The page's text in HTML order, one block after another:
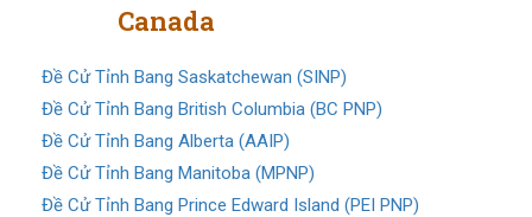
Canada
Đề Cử Tỉnh Bang Saskatchewan (SINP)
Đề Cử Tỉnh Bang British Columbia (BC PNP)
Đề Cử Tỉnh Bang Alberta (AAIP)
Đề Cử Tỉnh Bang Manitoba (MPNP)
Đề Cử Tỉnh Bang Prince Edward Island (PEI PNP)